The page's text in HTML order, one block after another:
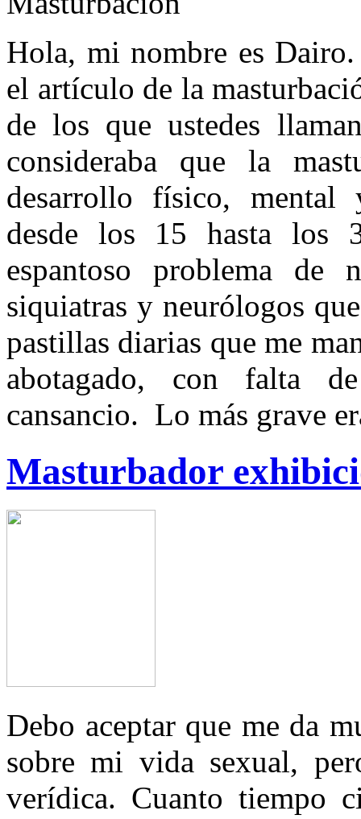
Hola, mi nombre es
el artículo de la
de los que ustedes
consideraba que la
desarrollo físico, mental
desde los 15 hasta
espantoso problema de
siquiatras y neurólogos
pastillas diarias que me
abotagado, con falta
cansancio. Lo más grave
Masturbador
Debo aceptar que me da
sobre mi vida sexual,
verídica. Cuanto tiempo